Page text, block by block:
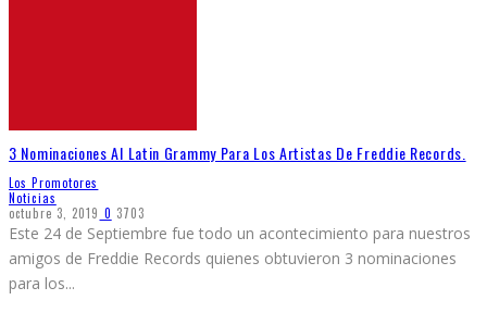
3 Nominaciones Al Latin Grammy Para Los Artistas De Freddie Records.
Los Promotores
Noticias
octubre 3, 2019 0 3703
Este 24 de Septiembre fue todo un acontecimiento para nuestros
amigos de Freddie Records quienes obtuvieron 3 nominaciones
para los...